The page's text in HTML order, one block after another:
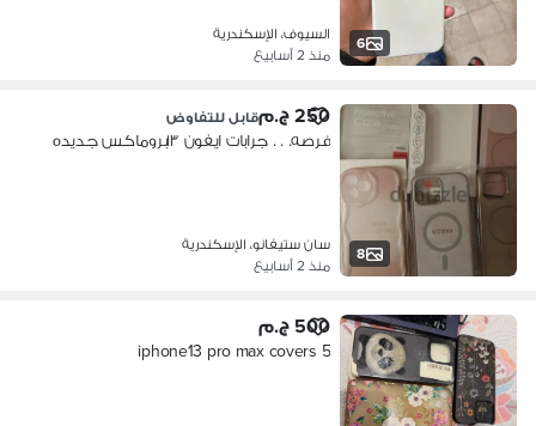
6
السيوف، الإسكندرية
منذ 2 أسابيع
8
250 ج.م قابل للتفاوض
فرصه. . . جرابات ايفون ١٣بروماكس جديده
سان ستيفانو، الإسكندرية
منذ 2 أسابيع
500 ج.م
5 iphone13 pro max covers